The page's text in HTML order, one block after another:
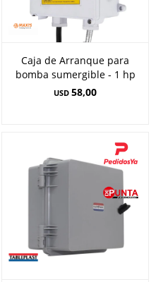
Caja de Arranque para
bomba sumergible - 1 hp
USD 58,00